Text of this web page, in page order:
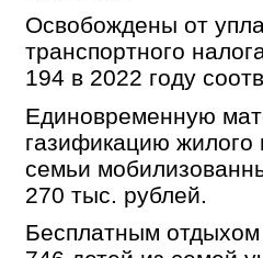
Освобождены от
транспортного
194 в 2022 году
Единовременную
газификацию
семьи
270 тыс. рублей.
Бесплатным